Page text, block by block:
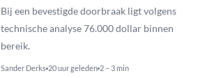
Bij een bevestigde doorbraak ligt volgens
technische analyse 76.000 dollar binnen
bereik.
Sander Derks 20 uur geleden 2 – 3 min